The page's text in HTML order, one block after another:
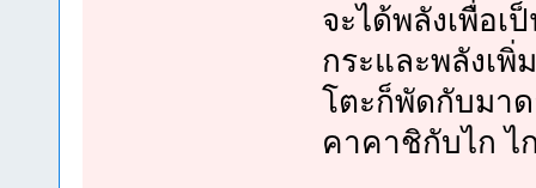
จะได้พลังเพื่อเ
กระและพลังเพิ่
โตะก็พัดกับมาด
คาคาชิกับไก ไ